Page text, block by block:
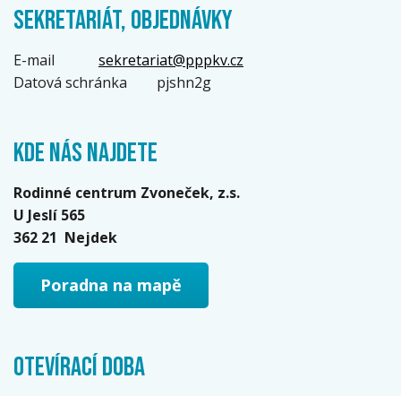
SEKRETARIÁT, OBJEDNÁVKY
E-mail
sekretariat@pppkv.cz
Datová schránka
pjshn2g
KDE NÁS NAJDETE
Rodinné centrum Zvoneček, z.s.
U Jeslí 565
362 21 Nejdek
Poradna na mapě
OTEVÍRACÍ DOBA